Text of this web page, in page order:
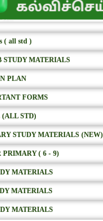
( all std )
STUDY MATERIALS
PLAN
FORMS
STD)
STUDY MATERIALS (NEW)
PRIMARY ( 6 - 9)
MATERIALS
MATERIALS
MATERIALS